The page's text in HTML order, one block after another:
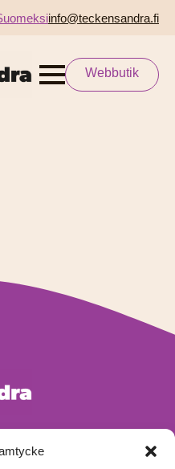
info@teckensandra.fi
Webbutik